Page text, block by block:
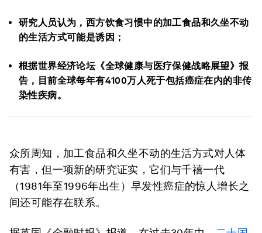
研究人员认为，西方饮食习惯中的加工食品和久坐不动
的生活方式可能是诱因；
根据世界经济论坛《全球健康与医疗保健战略展望》报
告，目前全球每年有4100万人死于包括癌症在内的非传
染性疾病。
众所周知，加工食品和久坐不动的生活方式对人体
有害，但一项新的研究证实，它们与千禧一代
（1981年至1996年出生）早发性癌症的惊人增长之
间还可能存在联系。